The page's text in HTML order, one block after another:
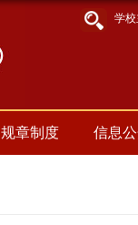
[an
error
学
规章制度 信息